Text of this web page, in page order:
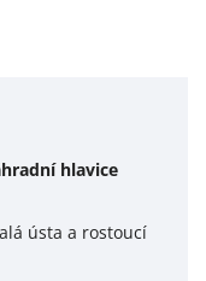
hlavice
ústa a rostoucí